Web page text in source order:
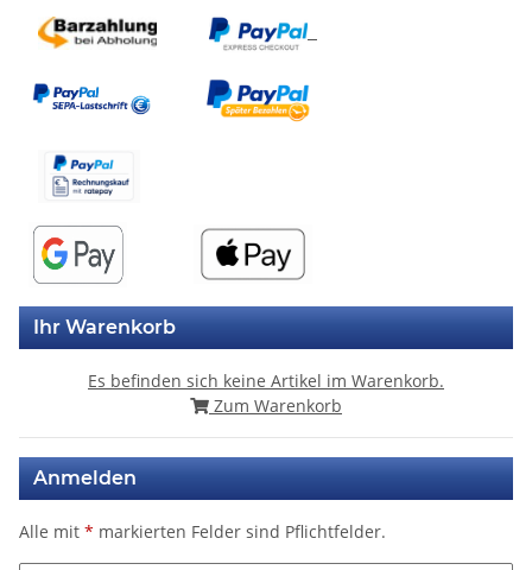
Ihr Warenkorb
Es befinden sich keine Artikel im Warenkorb.
Zum Warenkorb
Anmelden
Alle mit * markierten Felder sind Pflichtfelder.